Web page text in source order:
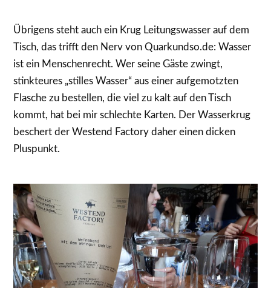
Übrigens steht auch ein Krug Leitungswasser auf dem
Tisch, das trifft den Nerv von Quarkundso.de: Wasser
ist ein Menschenrecht. Wer seine Gäste zwingt,
stinkteures „stilles Wasser“ aus einer aufgemotzten
Flasche zu bestellen, die viel zu kalt auf den Tisch
kommt, hat bei mir schlechte Karten. Der Wasserkrug
beschert der Westend Factory daher einen dicken
Pluspunkt.